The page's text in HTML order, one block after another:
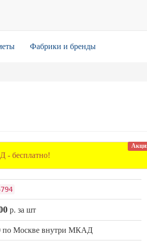
Фабрики и бренды
- бесплатно!
р. за шт
по Москве внутри МКАД